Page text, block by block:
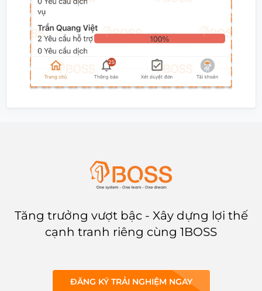
Tăng trưởng vượt bậc - Xây dựng lợi thế
cạnh tranh riêng cùng 1BOSS
ĐĂNG KÝ TRẢI NGHIỆM NGAY